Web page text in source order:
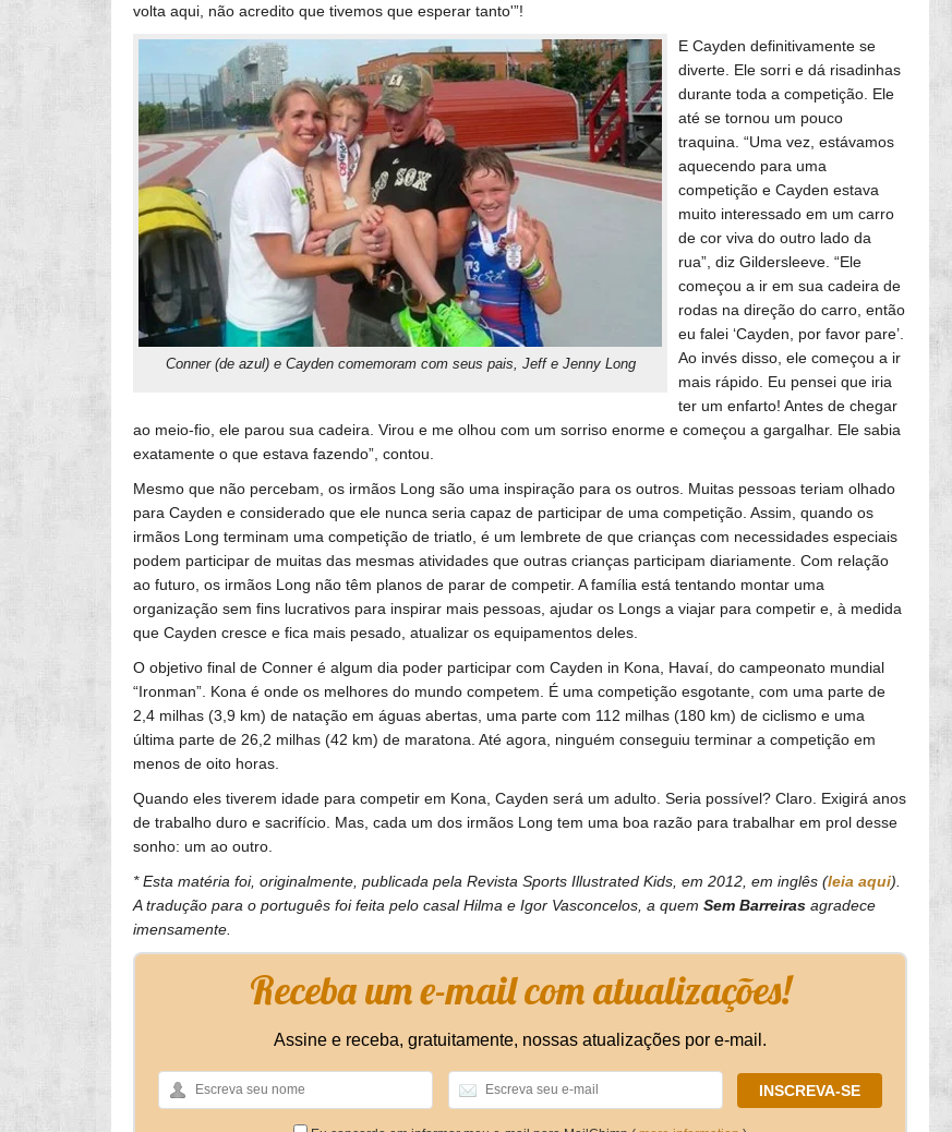
volta aqui, não acredito que tivemos que esperar tanto'”!
Conner (de azul) e Cayden comemoram com seus pais, Jeff e Jenny Long
E Cayden definitivamente se
diverte. Ele sorri e dá risadinhas
durante toda a competição. Ele
até se tornou um pouco
traquina. “Uma vez, estávamos
aquecendo para uma
competição e Cayden estava
muito interessado em um carro
de cor viva do outro lado da
rua”, diz Gildersleeve. “Ele
começou a ir em sua cadeira de
rodas na direção do carro, então
eu falei ‘Cayden, por favor pare’.
Ao invés disso, ele começou a ir
mais rápido. Eu pensei que iria
ter um enfarto! Antes de chegar
ao meio-fio, ele parou sua cadeira. Virou e me olhou com um sorriso enorme e começou a gargalhar. Ele sabia
exatamente o que estava fazendo”, contou.
Mesmo que não percebam, os irmãos Long são uma inspiração para os outros. Muitas pessoas teriam olhado
para Cayden e considerado que ele nunca seria capaz de participar de uma competição. Assim, quando os
irmãos Long terminam uma competição de triatlo, é um lembrete de que crianças com necessidades especiais
podem participar de muitas das mesmas atividades que outras crianças participam diariamente. Com relação
ao futuro, os irmãos Long não têm planos de parar de competir. A família está tentando montar uma
organização sem fins lucrativos para inspirar mais pessoas, ajudar os Longs a viajar para competir e, à medida
que Cayden cresce e fica mais pesado, atualizar os equipamentos deles.
O objetivo final de Conner é algum dia poder participar com Cayden in Kona, Havaí, do campeonato mundial
“Ironman”. Kona é onde os melhores do mundo competem. É uma competição esgotante, com uma parte de
2,4 milhas (3,9 km) de natação em águas abertas, uma parte com 112 milhas (180 km) de ciclismo e uma
última parte de 26,2 milhas (42 km) de maratona. Até agora, ninguém conseguiu terminar a competição em
menos de oito horas.
Quando eles tiverem idade para competir em Kona, Cayden será um adulto. Seria possível? Claro. Exigirá anos
de trabalho duro e sacrifício. Mas, cada um dos irmãos Long tem uma boa razão para trabalhar em prol desse
sonho: um ao outro.
* Esta matéria foi, originalmente, publicada pela Revista Sports Illustrated Kids, em 2012, em inglês (leia aqui).
A tradução para o português foi feita pelo casal Hilma e Igor Vasconcelos, a quem Sem Barreiras agradece
imensamente.
Receba um e-mail com atualizações!
Assine e receba, gratuitamente, nossas atualizações por e-mail.